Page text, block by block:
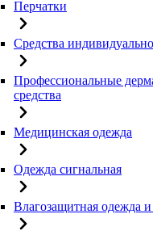
Перчатки
Средства
Профессиональные
средства
Медицинская одежда
Одежда сигнальная
Влагозащитная одежда и